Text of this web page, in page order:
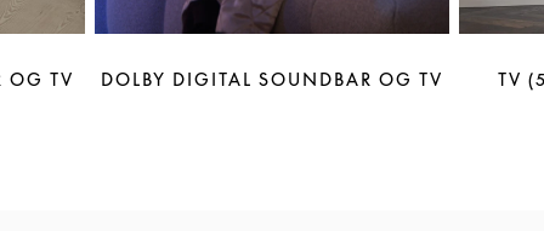
OG TV DOLBY DIGITAL SOUNDBAR OG TV TV